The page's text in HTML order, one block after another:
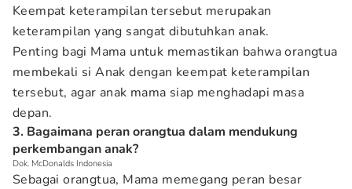
Keempat keterampilan tersebut merupakan
keterampilan yang sangat dibutuhkan anak.
Penting bagi Mama untuk memastikan bahwa orangtua
membekali si Anak dengan keempat keterampilan
tersebut, agar anak mama siap menghadapi masa
depan.
3. Bagaimana peran orangtua dalam mendukung
perkembangan anak?
Dok. McDonalds Indonesia
Sebagai orangtua, Mama memegang peran besar